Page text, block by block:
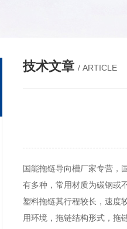
技术文章 / ARTICLE
国能拖链导向槽厂家专营，
有多种，常用材质为碳钢或
塑料拖链其行程较长，速度
用环境，拖链结构形式，拖